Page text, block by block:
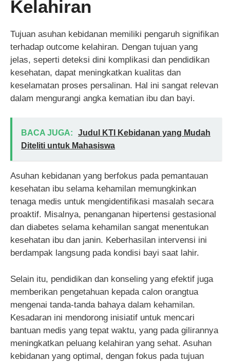
Kelahiran
Tujuan asuhan kebidanan memiliki pengaruh signifikan
terhadap outcome kelahiran. Dengan tujuan yang
jelas, seperti deteksi dini komplikasi dan pendidikan
kesehatan, dapat meningkatkan kualitas dan
keselamatan proses persalinan. Hal ini sangat relevan
dalam mengurangi angka kematian ibu dan bayi.
BACA JUGA:
Judul KTI Kebidanan yang Mudah
Diteliti untuk Mahasiswa
Asuhan kebidanan yang berfokus pada pemantauan
kesehatan ibu selama kehamilan memungkinkan
tenaga medis untuk mengidentifikasi masalah secara
proaktif. Misalnya, penanganan hipertensi gestasional
dan diabetes selama kehamilan sangat menentukan
kesehatan ibu dan janin. Keberhasilan intervensi ini
berdampak langsung pada kondisi bayi saat lahir.
Selain itu, pendidikan dan konseling yang efektif juga
memberikan pengetahuan kepada calon orangtua
mengenai tanda-tanda bahaya dalam kehamilan.
Kesadaran ini mendorong inisiatif untuk mencari
bantuan medis yang tepat waktu, yang pada gilirannya
meningkatkan peluang kelahiran yang sehat. Asuhan
kebidanan yang optimal, dengan fokus pada tujuan